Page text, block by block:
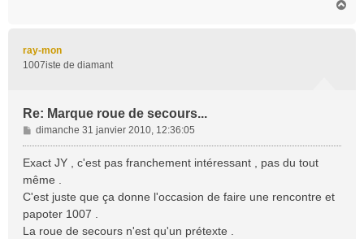
ray-mon
1007iste de diamant
Re: Marque roue de secours...
M
e
s
s
g
e
dimanche 31 janvier 2010, 12:36:05
Exact JY , c'est pas franchement intéressant , pas du tout
même .
C'est juste que ça donne l'occasion de faire une rencontre et
papoter 1007 .
La roue de secours n'est qu'un prétexte .